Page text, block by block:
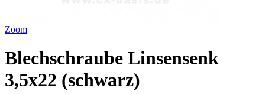
Zoom
Blechschraube Linsensenk
3,5x22 (schwarz)